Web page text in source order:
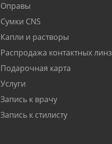
Оправы
Сумки CNS
Капли и растворы
Распродажа контактных линз
Подарочная карта
Услуги
Запись к врачу
Запись к стилисту